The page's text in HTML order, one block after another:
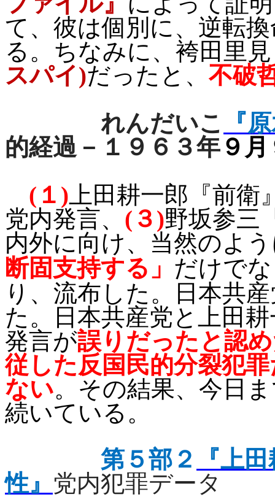
て、彼は個別に、逆転
る。ちなみに、袴田里
スパイ)だったと、 不破
れんだいこ
『
的経過－１９６３年 ９
( １ ) 上田耕一郎『前衛
党内発言、 ( ３)野坂参三
内外に向け、当然のよ
断固支持する」 だけで
り、流布した。日本共
た。日本共産党と上田
発言が誤りだったと認
従した反国民的分裂犯
ない。その結果、今日
続いている。
第５部２
『上
性』 党内犯罪データ